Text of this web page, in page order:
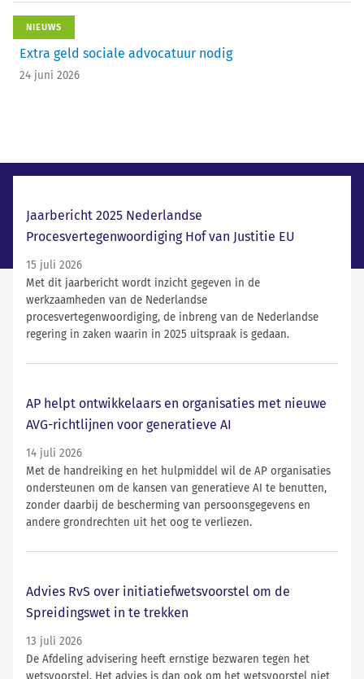
NIEUWS
Extra geld sociale advocatuur nodig
24 juni 2026
Jaarbericht 2025 Nederlandse
Procesvertegenwoordiging Hof van Justitie EU
15 juli 2026
Met dit jaarbericht wordt inzicht gegeven in de
werkzaamheden van de Nederlandse
procesvertegenwoordiging, de inbreng van de Nederlandse
regering in zaken waarin in 2025 uitspraak is gedaan.
AP helpt ontwikkelaars en organisaties met nieuwe
AVG-richtlijnen voor generatieve AI
14 juli 2026
Met de handreiking en het hulpmiddel wil de AP organisaties
ondersteunen om de kansen van generatieve AI te benutten,
zonder daarbij de bescherming van persoonsgegevens en
andere grondrechten uit het oog te verliezen.
Advies RvS over initiatiefwetsvoorstel om de
Spreidingswet in te trekken
13 juli 2026
De Afdeling advisering heeft ernstige bezwaren tegen het